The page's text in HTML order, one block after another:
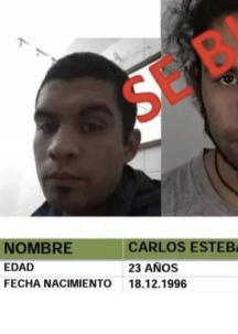
El procedimiento
El operativo se desarrolló
miércoles en el sector Las
especializados del GOPE
Tapia. Según los
investigación, el
momento en que se
dando origen a un
Fue en ese contexto que el